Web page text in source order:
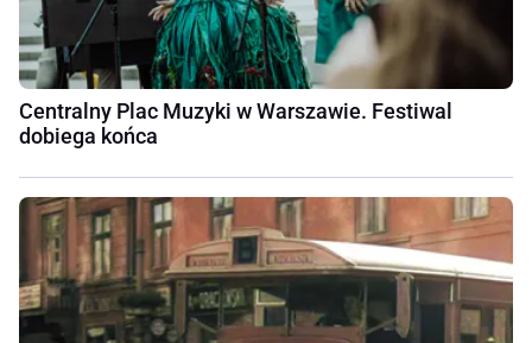
Centralny Plac Muzyki w Warszawie. Festiwal
dobiega końca